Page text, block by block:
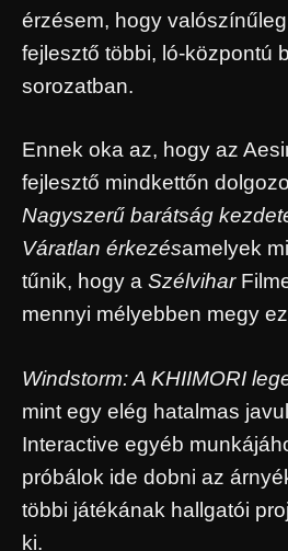
érzésem, hogy
fejlesztő többi, ló-központú
sorozatban.
Ennek oka az, hogy az
fejlesztő mindkettőn
Nagyszerű barátság
Váratlan érkezésamelyek
tűnik, hogy a Szélvihar
mennyi mélyebben megy
Windstorm: A KHIIMORI
mint egy elég hatalmas
Interactive egyéb
próbálok ide dobni az
többi játékának hallgatói
ki.